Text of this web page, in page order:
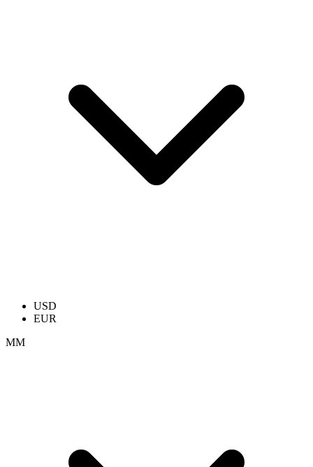
USD
EUR
ММ